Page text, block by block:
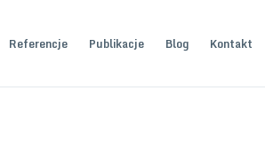
Referencje Publikacje Blog Kontakt